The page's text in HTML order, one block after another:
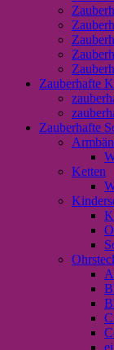
Zauberhafte
Zauberhafte
Ketten